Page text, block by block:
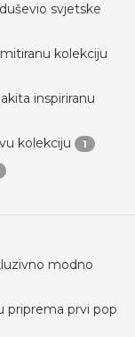
svjetske
kolekciju
inspiriranu
kolekciju 1
modno
priprema prvi pop